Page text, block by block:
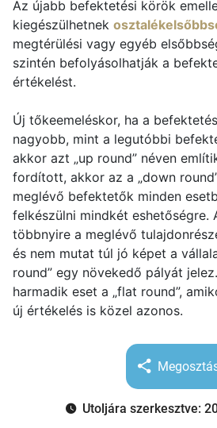
Az újabb befektetési körök
kiegészülhetnek
megtérülési vagy egyéb
szintén befolyásolhatják a
értékelést.
Új tőkeemeléskor, ha a
nagyobb, mint a legutóbbi
akkor azt „up round” néven
fordított, akkor az a „down
meglévő befektetők minden
felkészülni mindkét eshetőségre.
többnyire a meglévő
és nem mutat túl jó képet a
round” egy növekedő pályát
harmadik eset a „flat round”,
új értékelés is közel azonos.
Utoljára szerkesztve: